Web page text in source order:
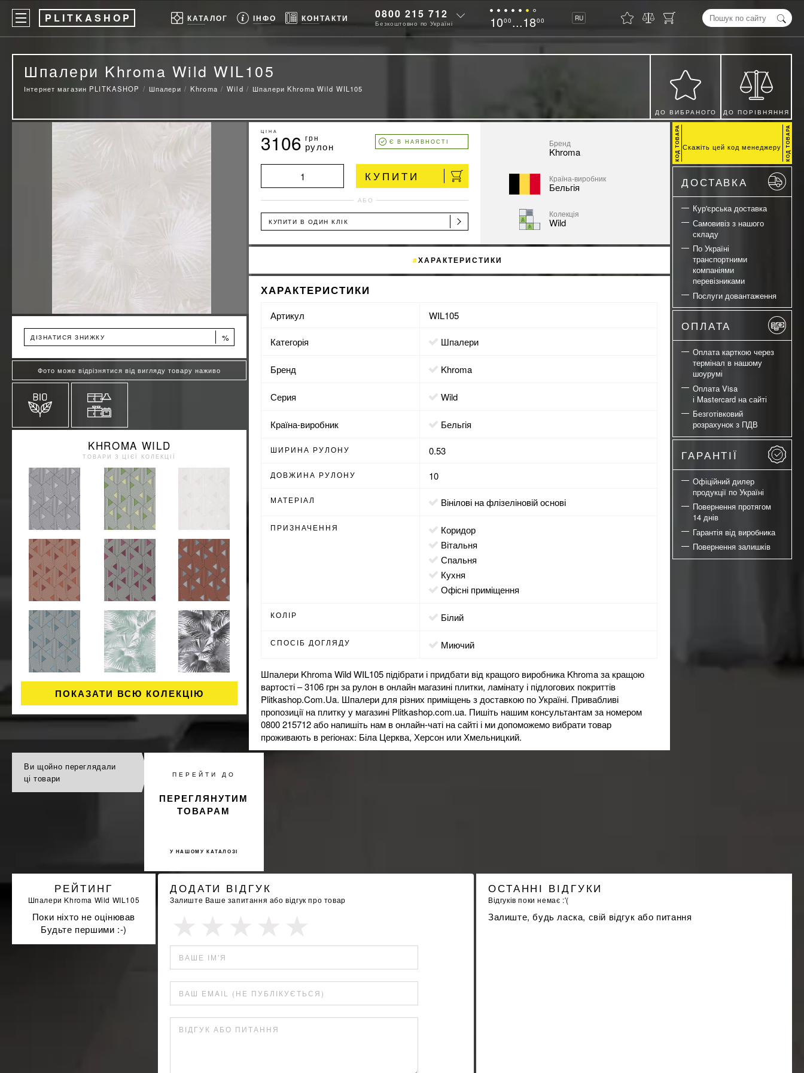
P LITKASHOP КАТАЛОГ ІНФО КОНТАКТИ 0800 215 712
Безкоштовно по Україні 1000 ...1800 RU
Шпалери Khroma Wild WIL105
Інтернет магазин PLITKASHOP Шпалери Khroma Wild Шпалери Khroma Wild WIL105
ДО ВИБРАНОГО ДО ПОРІВНЯННЯ
ДІЗНАТИСЯ ЗНИЖКУ %
Фото може відрізнятися від вигляду товару наживо
KHROMA WILD
ТОВАРИ З ЦІЄЇ КОЛЕКЦІЇ
ПОКАЗАТИ ВСЮ КОЛЕКЦІЮ
ЦІНА
3106 грн
рулон Є В НАЯВНОСТІ
КУПИТИ
АБО
КУПИТИ В ОДИН КЛІК
Бренд
Khroma
Країна-виробник
Бельгія
Колекція
Wild
ХАРАКТЕРИСТИКИ
ХАРАКТЕРИСТИКИ
Артикул WIL105
Категорія Шпалери
Бренд Khroma
Серия Wild
Країна-виробник Бельгія
ШИРИНА РУЛОНУ 0.53
ДОВЖИНА РУЛОНУ 10
МАТЕРІАЛ вінілові на флізеліновій основі
ПРИЗНАЧЕННЯ
коридор
вітальня
спальня
кухня
офісні приміщення
КОЛІР білий
СПОСІБ ДОГЛЯДУ миючий
Шпалери Khroma Wild WIL105 підібрати і придбати від кращого виробника Khroma за кращою
вартості – 3106 грн за рулон вонлайн магазині плитки, ламінату і підлогових покриттів
Plitkashop.Com.Ua. Шпалери для різних приміщень з доставкою по Україні. Привабливі
пропозиції на плиткуу магазині Plitkashop.com.ua. Пишіть нашим консультантам за номером
0800 215712 або напишіть нам в онлайн-чаті на сайті і ми допоможемо вибрати товар
проживають в регіонах: Біла Церква, Херсон или Хмельницкий.
Скажіть цей код менеджеру
ДОСТАВКА
Кур'єрська доставка
Самовивіз з нашого
складу
По Україні
транспортними
компаніями
перевізниками
Послуги довантаження
ОПЛАТА
Оплата карткою через
термінал в нашому
шоурумі
Оплата Visa
і Mastercard на сайті
Безготівковий
розрахунок з ПДВ
ГАРАНТІЇ
Офіційний дилер
продукції по Україні
Повернення протягом
14 днів
Гарантія від виробника
Повернення залишків
Ви щойно переглядали
ці товари
ПЕРЕЙТИ ДО
У НАШОМУ КАТАЛОЗІ
ПЕРЕГЛЯНУТИМ
ТОВАРАМ
РЕЙТИНГ
Шпалери Khroma Wild WIL105
Поки ніхто не оцінював
Будьте першими :-)
ДОДАТИ ВІДГУК
Залиште Ваше запитання або відгук про товар
ВАШЕ ІМ'Я
ВАШ EMAIL (НЕ ПУБЛІКУЄТЬСЯ)
ВІДГУК АБО ПИТАННЯ
ОСТАННІ ВІДГУКИ
Відгуків поки немає :'(
Залиште, будь ласка, свій відгук або питання